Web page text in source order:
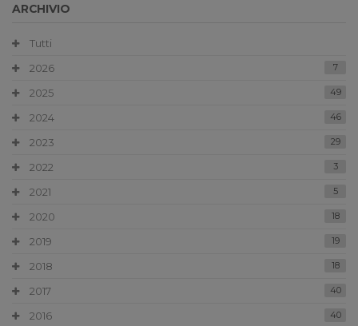
ARCHIVIO
Tutti
2026
7
2025 49
2024 46
2023 29
2022 3
2021 5
2020 18
2019 19
2018 18
2017 40
2016 40